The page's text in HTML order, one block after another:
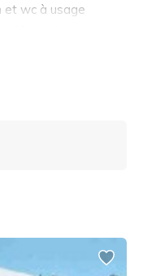
et wc à usage
pour vos week-
mer, à la plage et la
bons petits plats